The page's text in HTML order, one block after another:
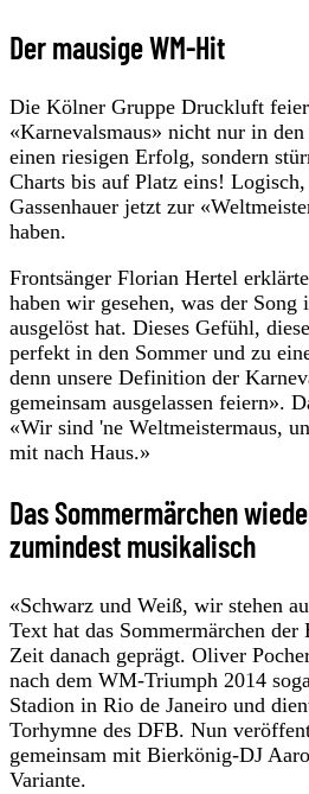
Der mausige WM-Hit
Die Kölner Gruppe Druckluft
«Karnevalsmaus» nicht nur in
einen riesigen Erfolg, sondern
Charts bis auf Platz eins!
Gassenhauer jetzt zur
haben.
Frontsänger Florian Hertel
haben wir gesehen, was der Song
ausgelöst hat. Dieses Gefühl,
perfekt in den Sommer und zu
denn unsere Definition der
gemeinsam ausgelassen feiern».
«Wir sind 'ne Weltmeistermaus,
mit nach Haus.»
Das Sommermärchen
zumindest musikalisch
«Schwarz und Weiß, wir stehen
Text hat das Sommermärchen
Zeit danach geprägt. Oliver
nach dem WM-Triumph 2014
Stadion in Rio de Janeiro und
Torhymne des DFB. Nun
gemeinsam mit Bierkönig-DJ
Variante.